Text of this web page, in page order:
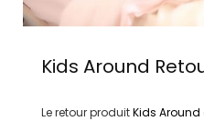
Kids Around
Le retour produitKids Around